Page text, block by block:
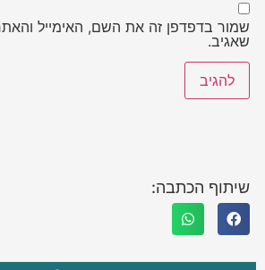
שמור בדפדפן זה את השם, האימייל
שאגיב.
שיתוף הכתבה: